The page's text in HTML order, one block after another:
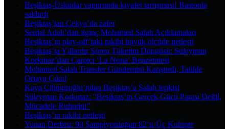
Beşiktaş-Üsküdar vapurunda kıyafet tartışması! Bastonla
saldırdı
Beşiktaş’tan Çekya’da zafer
Serdal Adalı’dan ilginç Mohamed Salah Açıklamaları
Beşiktaş’ın play-off’taki rakibi büyük ölçüde netleşti
Beşiktaş’ta Yıllardır Süren Tüketim Döngüsü: Süleyman
Korkmaz’dan Çarpıcı ‘La Nona’ Benzetmesi
Mohamed Salah Transfer Gündemini Karıştırdı, Tatilde
Ortaya Çıktı!
Kaya Çilingiroğlu’ndan Beşiktaş’a Salah tepkisi
Süleyman Korkmaz: “Beşiktaş’ın Gerçek Gücü Parası Değil,
Mücadele Ruhudur”
Beşiktaş’ın rakibi netleşti
Yunan Derbisi: 90 Şampiyonluğun 82’si Üç Kulüpte